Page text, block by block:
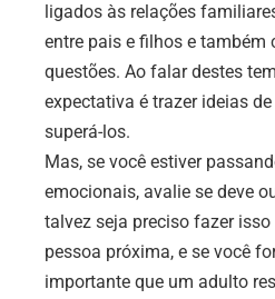
ligados às relações
entre pais e filhos e também
questões. Ao falar destes
expectativa é trazer ideias
superá-los.
Mas, se você estiver
emocionais, avalie se deve
talvez seja preciso fazer
pessoa próxima, e se você
importante que um adulto